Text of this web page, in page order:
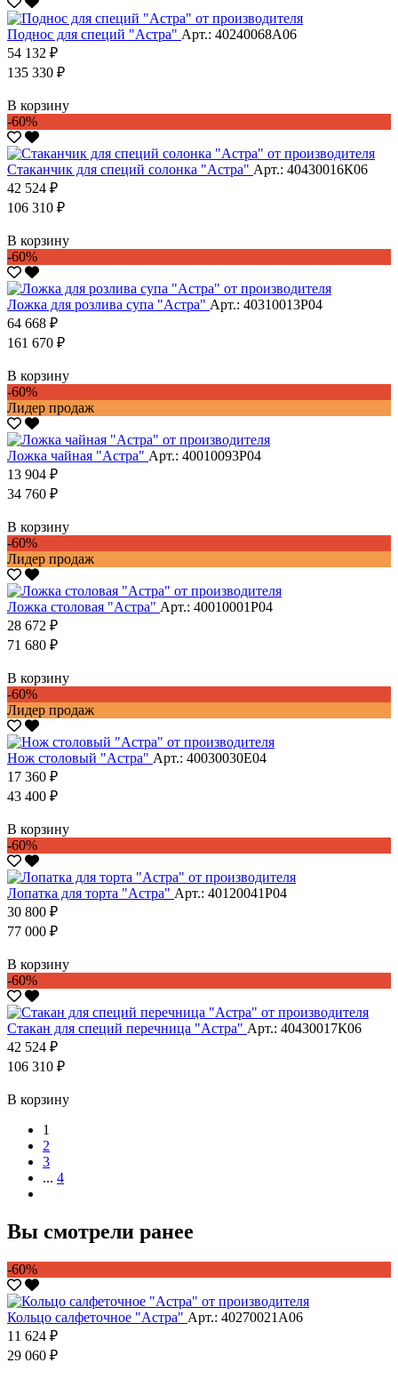
Поднос для специй "Астра" Арт.: 40240068А06
54 132 ₽
135 330 ₽
В корзину
-60%
Стаканчик для специй солонка "Астра" Арт.: 40430016К06
42 524 ₽
106 310 ₽
В корзину
-60%
Ложка для розлива супа "Астра" Арт.: 40310013Р04
64 668 ₽
161 670 ₽
В корзину
-60%
Лидер продаж
Ложка чайная "Астра" Арт.: 40010093Р04
13 904 ₽
34 760 ₽
В корзину
-60%
Лидер продаж
Ложка столовая "Астра" Арт.: 40010001Р04
28 672 ₽
71 680 ₽
В корзину
-60%
Лидер продаж
Нож столовый "Астра" Арт.: 40030030Е04
17 360 ₽
43 400 ₽
В корзину
-60%
Лопатка для торта "Астра" Арт.: 40120041Р04
30 800 ₽
77 000 ₽
В корзину
-60%
Стакан для специй перечница "Астра" Арт.: 40430017К06
42 524 ₽
106 310 ₽
В корзину
1
2
3
... 4
Вы смотрели ранее
-60%
Кольцо салфеточное "Астра" Арт.: 40270021А06
11 624 ₽
29 060 ₽